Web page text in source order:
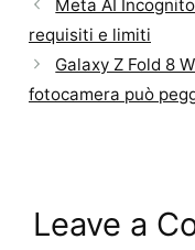
Meta AI
requisiti e limiti
Galaxy Z Fold 8
fotocamera può
Leave a